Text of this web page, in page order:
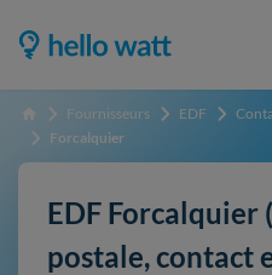
Accueil Fournisseurs EDF
Forcalquier
EDF Forcalquier
postale, contact